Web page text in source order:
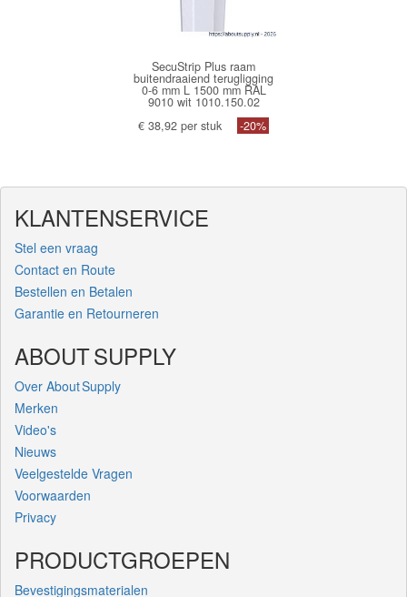
SecuStrip Plus raam
buitendraaiend terugligging
0-6 mm L 1500 mm RAL
9010 wit 1010.150.02
€ 38,92 per stuk
-20%
KLANTENSERVICE
Stel een vraag
Contact en Route
Bestellen en Betalen
Garantie en Retourneren
ABOUT SUPPLY
Over About Supply
Merken
Video's
Nieuws
Veelgestelde Vragen
Voorwaarden
Privacy
PRODUCTGROEPEN
Bevestigingsmaterialen